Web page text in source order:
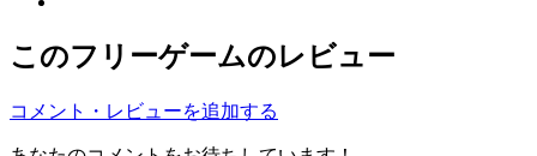
このフリーゲームのレビュー
コメント・レビューを追加する